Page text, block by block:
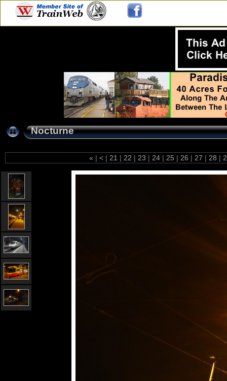
Nocturne
« | < | 21 | 22 | 23 | 24 | 25 | 26 | 27 | 28 |